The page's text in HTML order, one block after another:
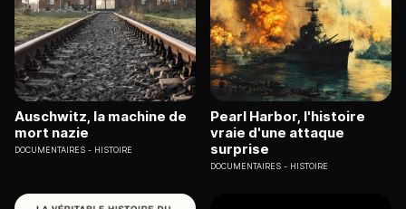
Auschwitz, la machine de
mort nazie
DOCUMENTAIRES HISTOIRE
Pearl Harbor, l'histoire
vraie d'une attaque
surprise
DOCUMENTAIRES HISTOIRE